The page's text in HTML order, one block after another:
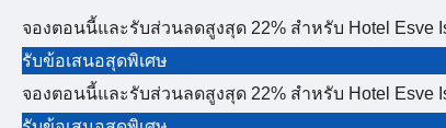
จองตอนนี้และรับส่วนลดสูงสุด 22% สำหรับ Hotel Esve
รับข้อเสนอสุดพิเศษ
จองตอนนี้และรับส่วนลดสูงสุด 22% สำหรับ Hotel Esve